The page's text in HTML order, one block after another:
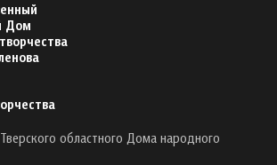
Дом
областного Дома народного